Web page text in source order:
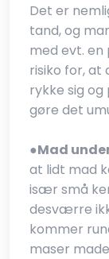
Det er
tand, og
med evt.
risiko for,
rykke sig
gøre det
●​Mad
at lidt mad
især små
desværre
kommer
maser